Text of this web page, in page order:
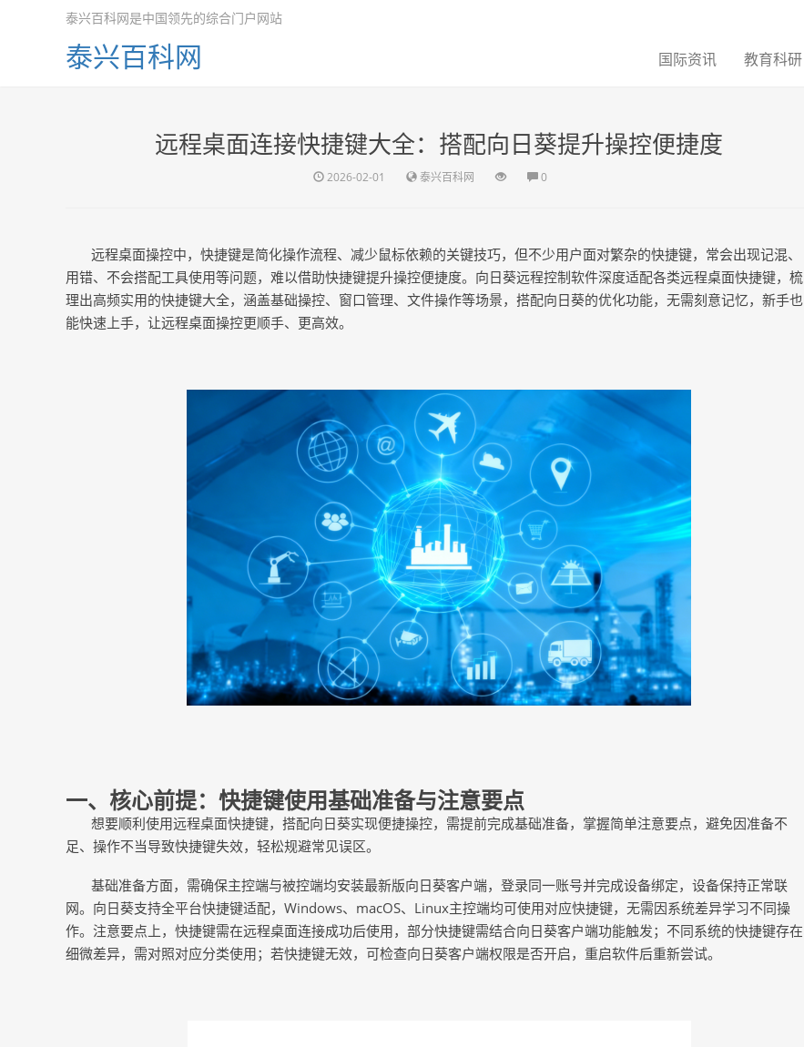
泰兴百科网是中国领先的综合门户网站
泰兴百科网 国际资讯 教育科研
远程桌面连接快捷键大全：搭配向日葵提升操控便捷度
2026-02-01 泰兴百科网 0
远程桌面操控中，快捷键是简化操作流程、减少鼠标依赖的关键技巧，但不少用户面对繁杂的快捷键，常会出现记混、
用错、不会搭配工具使用等问题，难以借助快捷键提升操控便捷度。向日葵远程控制软件深度适配各类远程桌面快捷键，梳
理出高频实用的快捷键大全，涵盖基础操控、窗口管理、文件操作等场景，搭配向日葵的优化功能，无需刻意记忆，新手也
能快速上手，让远程桌面操控更顺手、更高效。
一、核心前提：快捷键使用基础准备与注意要点
想要顺利使用远程桌面快捷键，搭配向日葵实现便捷操控，需提前完成基础准备，掌握简单注意要点，避免因准备不
足、操作不当导致快捷键失效，轻松规避常见误区。
基础准备方面，需确保主控端与被控端均安装最新版向日葵客户端，登录同一账号并完成设备绑定，设备保持正常联
网。向日葵支持全平台快捷键适配， Windows、macOS、Linux主控端均可使用对应快捷键，无需因系统差异学习不同操
作。注意要点上，快捷键需在远程桌面连接成功后使用，部分快捷键需结合向日葵客户端功能触发；不同系统的快捷键存在
细微差异，需对照对应分类使用；若快捷键无效，可检查向日葵客户端权限是否开启，重启软件后重新尝试。